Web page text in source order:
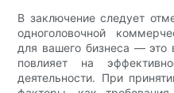
В заключение следует
одноголовочной
для вашего бизнеса — это
повлияет на
деятельности. При